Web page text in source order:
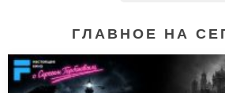
ГЛАВНОЕ НА